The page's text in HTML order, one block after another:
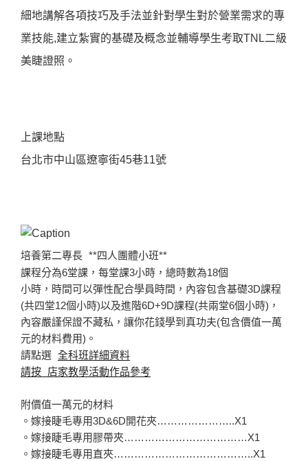
細地講解各項技巧及手法並針對學生對於營業需求的專
業技能,建立紮實的基礎及概念並輔導學生考取TNL二級
美睫證照。
上課地點
台北市中山區遼寧街45巷11號
培養第二專長 **四人團體小班**
課程分為6堂課，每堂課3小時，總時數為18個
小時，時間可以彈性配合學員時間，內容包含基礎3D課程
(共四堂12個小時)以及進階6D+9D課程(共兩堂6個小時)，
內容嚴謹保證不藏私，讓你花錢學到真功夫(包含價值一萬
元的材料費用)。
請點選 全科班詳細資料
請按 店家教學活動作品參考
附價值一萬元的材料
。嫁接睫毛專用3D&6D開花夾…………………..X1
。嫁接睫毛專用膠帶夾………………………………X1
。嫁接睫毛專用直夾…………………………………..X1